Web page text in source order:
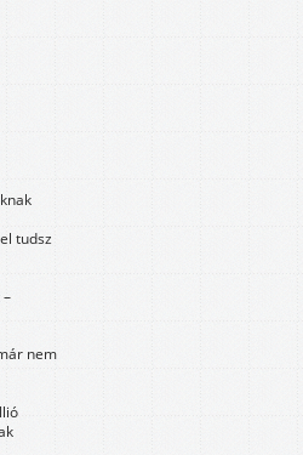
tudsz
nem